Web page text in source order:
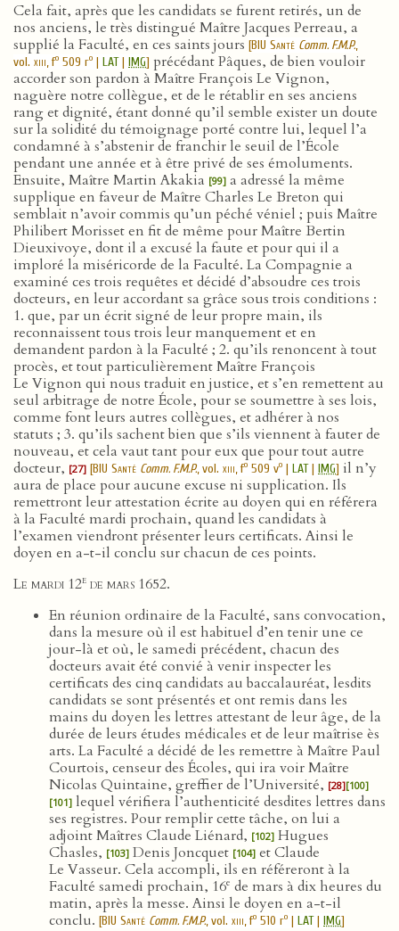
Cela fait, après que les candidats se furent retirés, un de
nos anciens, le très distingué Maître Jacques Perreau, a
supplié la Faculté, en ces saints jours [BIU Santé Comm. F.M.P.,
vol. xiii, fo 509 ro | LAT| IMG] précédant Pâques, de bien vouloir
accorder son pardon à Maître François Le Vignon,
naguère notre collègue, et de le rétablir en ses anciens
rang et dignité, étant donné qu’il semble exister un doute
sur la solidité du témoignage porté contre lui, lequel l’a
condamné à s’abstenir de franchir le seuil de l’École
pendant une année et à être privé de ses émoluments.
Ensuite, Maître Martin Akakia [99] a adressé la même
supplique en faveur de Maître Charles Le Breton qui
semblait n’avoir commis qu’un péché véniel ; puis Maître
Philibert Morisset en fit de même pour Maître Bertin
Dieuxivoye, dont il a excusé la faute et pour qui il a
imploré la miséricorde de la Faculté. La Compagnie a
examiné ces trois requêtes et décidé d’absoudre ces trois
docteurs, en leur accordant sa grâce sous trois conditions :
1. que, par un écrit signé de leur propre main, ils
reconnaissent tous trois leur manquement et en
demandent pardon à la Faculté ; 2. qu’ils renoncent à tout
procès, et tout particulièrement Maître François
Le Vignon qui nous traduit en justice, et s’en remettent au
seul arbitrage de notre École, pour se soumettre à ses lois,
comme font leurs autres collègues, et adhérer à nos
statuts ; 3. qu’ils sachent bien que s’ils viennent à fauter de
nouveau, et cela vaut tant pour eux que pour tout autre
docteur, [27] [BIU Santé Comm. F.M.P., vol. xiii, fo 509 vo | LAT| IMG] il n’y
aura de place pour aucune excuse ni supplication. Ils
remettront leur attestation écrite au doyen qui en référera
à la Faculté mardi prochain, quand les candidats à
l’examen viendront présenter leurs certificats. Ainsi le
doyen en a-t-il conclu sur chacun de ces points.
Le mardi 12e de mars 1652.
En réunion ordinaire de la Faculté, sans convocation,
dans la mesure où il est habituel d’en tenir une ce
jour-là et où, le samedi précédent, chacun des
docteurs avait été convié à venir inspecter les
certificats des cinq candidats au baccalauréat, lesdits
candidats se sont présentés et ont remis dans les
mains du doyen les lettres attestant de leur âge, de la
durée de leurs études médicales et de leur maîtrise ès
arts. La Faculté a décidé de les remettre à Maître Paul
Courtois, censeur des Écoles, qui ira voir Maître
Nicolas Quintaine, greffier de l’Université, [28][100]
[101] lequel vérifiera l’authenticité desdites lettres dans
ses registres. Pour remplir cette tâche, on lui a
adjoint Maîtres Claude Liénard, [102] Hugues
Chasles, [103] Denis Joncquet [104] et Claude
Le Vasseur. Cela accompli, ils en référeront à la
Faculté samedi prochain, 16e de mars à dix heures du
matin, après la messe. Ainsi le doyen en a-t-il
conclu. [BIU Santé Comm. F.M.P., vol. xiii, fo 510 ro | LAT| IMG]